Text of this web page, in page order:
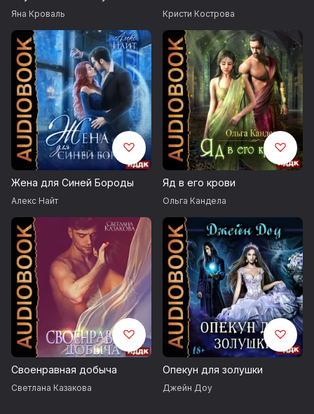
© Власова Ксения
© ИДДК
Яна Кроваль Кристи Кострова
Жена для Синей Бороды
Алекс Найт
Яд в его крови
Ольга Кандела
Своенравная добыча
Светлана Казакова
Опекун для золушки
Джейн Доу